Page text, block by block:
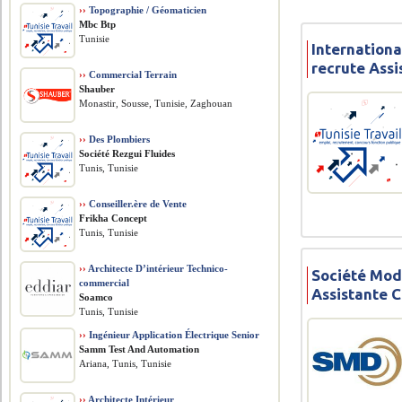
recrute
Société
Assistante
›› Topographie / Géomaticien
Mbc Btp
Tunisie
›› Commercial Terrain
Shauber
Monastir, Sousse, Tunisie, Zaghouan
›› Des Plombiers
Société Rezgui Fluides
Tunis, Tunisie
›› Conseiller.ère de Vente
Frikha Concept
Tunis, Tunisie
›› Architecte D’intérieur Technico-
commercial
Soamco
Tunis, Tunisie
›› Ingénieur Application Électrique Senior
Samm Test And Automation
Ariana, Tunis, Tunisie
›› Architecte Intérieur